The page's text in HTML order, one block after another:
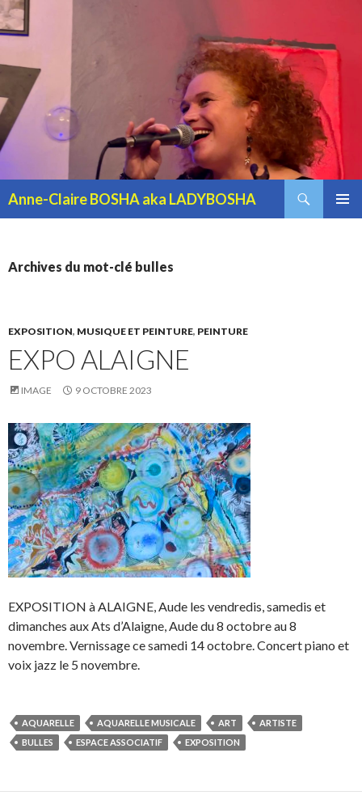
Anne-Claire BOSHA aka LADYBOSHA
Archives du mot-clé bulles
EXPOSITION, MUSIQUE ET PEINTURE, PEINTURE
EXPO ALAIGNE
IMAGE 9 OCTOBRE 2023
EXPOSITION à ALAIGNE, Aude les vendredis, samedis et
dimanches aux Ats d’Alaigne, Aude du 8 octobre au 8
novembre. Vernissage ce samedi 14 octobre. Concert piano et
voix jazz le 5 novembre.
AQUARELLE AQUARELLE MUSICALE ART
ARTISTE
BULLES
ESPACE ASSOCIATIF EXPOSITION